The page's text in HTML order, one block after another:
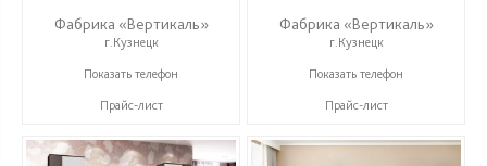
Фабрика «Вертикаль»
г.Кузнецк
+7 (927) 38-059-88
Показать телефон
Прайс-лист
Фабрика «Вертикаль»
г.Кузнецк
+7 (927) 38-059-88
Показать телефон
Прайс-лист